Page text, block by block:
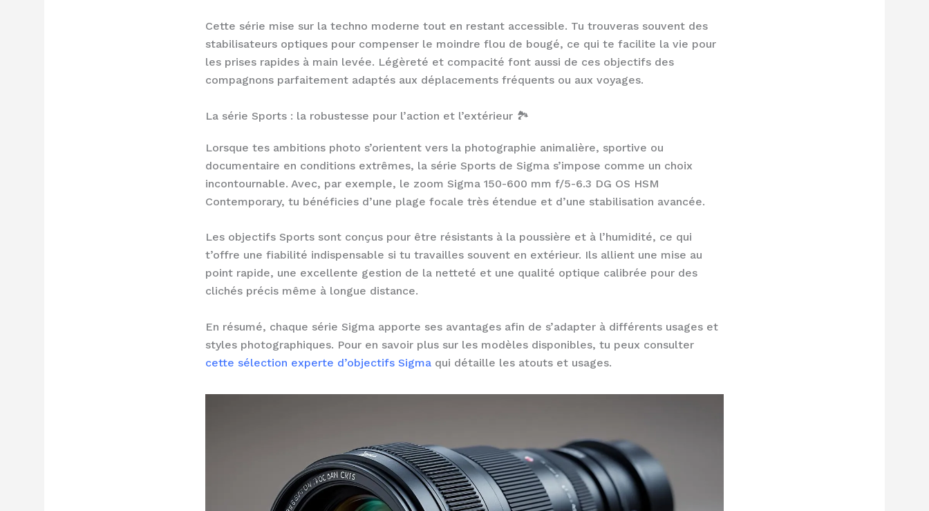
Cette série mise sur la techno moderne tout en restant accessible. Tu trouveras souvent des
stabilisateurs optiques pour compenser le moindre flou de bougé, ce qui te facilite la vie pour
les prises rapides à main levée. Légèreté et compacité font aussi de ces objectifs des
compagnons parfaitement adaptés aux déplacements fréquents ou aux voyages.
La série Sports : la robustesse pour l’action et l’extérieur 🏞️
Lorsque tes ambitions photo s’orientent vers la photographie animalière, sportive ou
documentaire en conditions extrêmes, la série Sports de Sigma s’impose comme un choix
incontournable. Avec, par exemple, le zoom Sigma 150-600 mm f/5-6.3 DG OS HSM
Contemporary, tu bénéficies d’une plage focale très étendue et d’une stabilisation avancée.
Les objectifs Sports sont conçus pour être résistants à la poussière et à l’humidité, ce qui
t’offre une fiabilité indispensable si tu travailles souvent en extérieur. Ils allient une mise au
point rapide, une excellente gestion de la netteté et une qualité optique calibrée pour des
clichés précis même à longue distance.
En résumé, chaque série Sigma apporte ses avantages afin de s’adapter à différents usages et
styles photographiques. Pour en savoir plus sur les modèles disponibles, tu peux consulter
cette sélection experte d’objectifs Sigma qui détaille les atouts et usages.